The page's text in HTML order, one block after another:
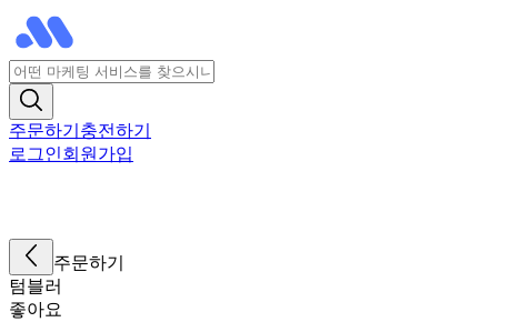
주문하기 충전하기
로그인회원가입
주문하기
텀블러
좋아요